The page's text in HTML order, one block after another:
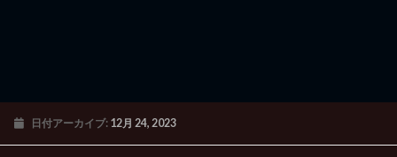
日付アーカイブ: 12月 24, 2023